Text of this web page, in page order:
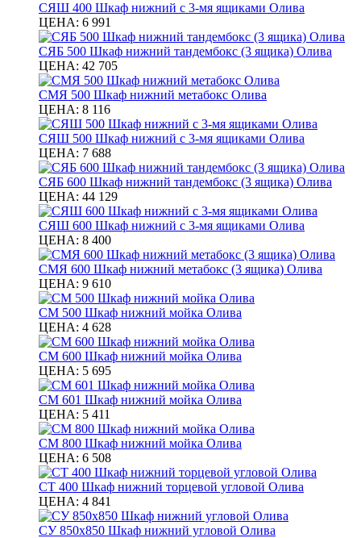
СЯШ 400 Шкаф нижний с 3-мя ящиками Олива
ЦЕНА: 6 991
СЯБ 500 Шкаф нижний тандембокс (3 ящика) Олива
ЦЕНА: 42 705
СМЯ 500 Шкаф нижний метабокс Олива
ЦЕНА: 8 116
СЯШ 500 Шкаф нижний с 3-мя ящиками Олива
ЦЕНА: 7 688
СЯБ 600 Шкаф нижний тандембокс (3 ящика) Олива
ЦЕНА: 44 129
СЯШ 600 Шкаф нижний с 3-мя ящиками Олива
ЦЕНА: 8 400
СМЯ 600 Шкаф нижний метабокс (3 ящика) Олива
ЦЕНА: 9 610
СМ 500 Шкаф нижний мойка Олива
ЦЕНА: 4 628
СМ 600 Шкаф нижний мойка Олива
ЦЕНА: 5 695
СМ 601 Шкаф нижний мойка Олива
ЦЕНА: 5 411
СМ 800 Шкаф нижний мойка Олива
ЦЕНА: 6 508
СТ 400 Шкаф нижний торцевой угловой Олива
ЦЕНА: 4 841
СУ 850х850 Шкаф нижний угловой Олива